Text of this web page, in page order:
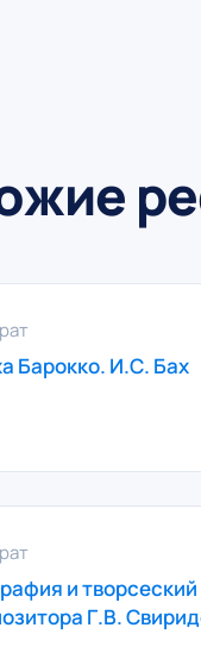
Барокко. И.С. Бах
и творсеский
Г.В.